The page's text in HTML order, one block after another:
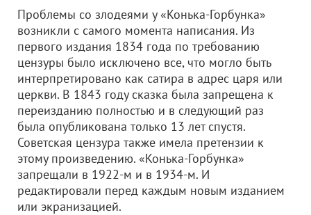
Проблемы со злодеями у «Конька-Горбунка»
возникли с самого момента написания. Из
первого издания 1834 года по требованию
цензуры было исключено все, что могло быть
интерпретировано как сатира в адрес царя или
церкви. В 1843 году сказка была запрещена к
переизданию полностью и в следующий раз
была опубликована только 13 лет спустя.
Советская цензура также имела претензии к
этому произведению. «Конька-Горбунка»
запрещали в 1922-м и в 1934-м. И
редактировали перед каждым новым изданием
или экранизацией.